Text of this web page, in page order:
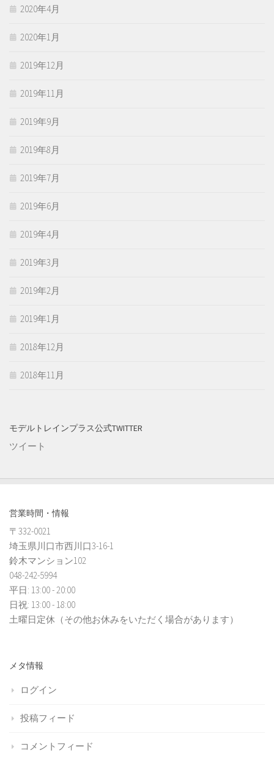
2020年4月
2020年1月
2019年12月
2019年11月
2019年9月
2019年8月
2019年7月
2019年6月
2019年4月
2019年3月
2019年2月
2019年1月
2018年12月
2018年11月
モデルトレインプラス公式TWITTER
ツイート
営業時間・情報
〒332-0021
埼玉県川口市西川口3-16-1
鈴木マンション102
048-242-5994
平日: 13:00 - 20:00
日祝: 13:00 - 18:00
土曜日定休（その他お休みをいただく場合があります）
メタ情報
ログイン
投稿フィード
コメントフィード